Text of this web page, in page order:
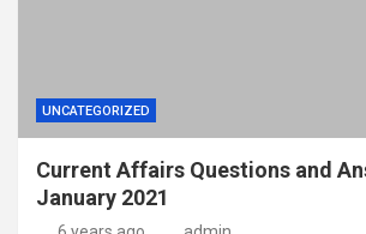
UNCATEGORIZED
Current Affairs Questions and
January 2021